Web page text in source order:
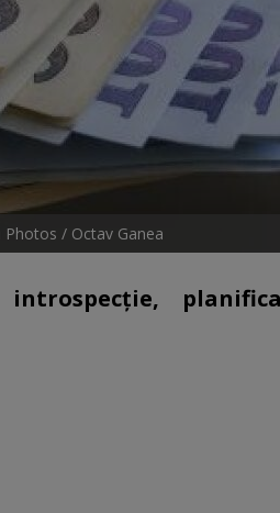
Photos / Octav Ganea